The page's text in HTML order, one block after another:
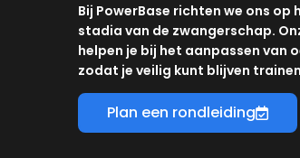
Bij PowerBase richten we ons
stadia van de zwangerschap.
helpen je bij het aanpassen van
zodat je veilig kunt blijven trainen
Plan een rondleiding